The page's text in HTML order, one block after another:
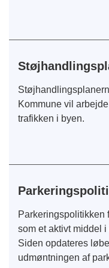
Kommune vil
trafikken i byen.
Parkeringspolitikken
som et aktivt middel
Siden opdateres
udmøntningen af